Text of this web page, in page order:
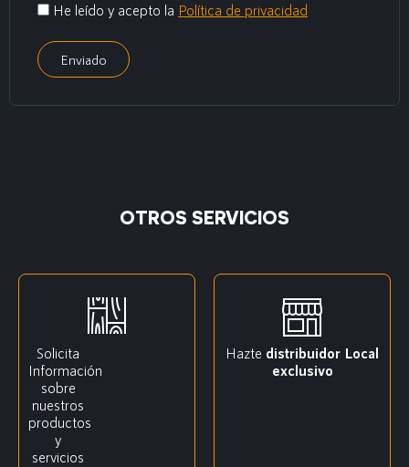
He leído y acepto la Política de privacidad
Enviado
OTROS SERVICIOS
Solicita
Información
sobre
nuestros
productos
y
servicios
Hazte distribuidor Local
exclusivo